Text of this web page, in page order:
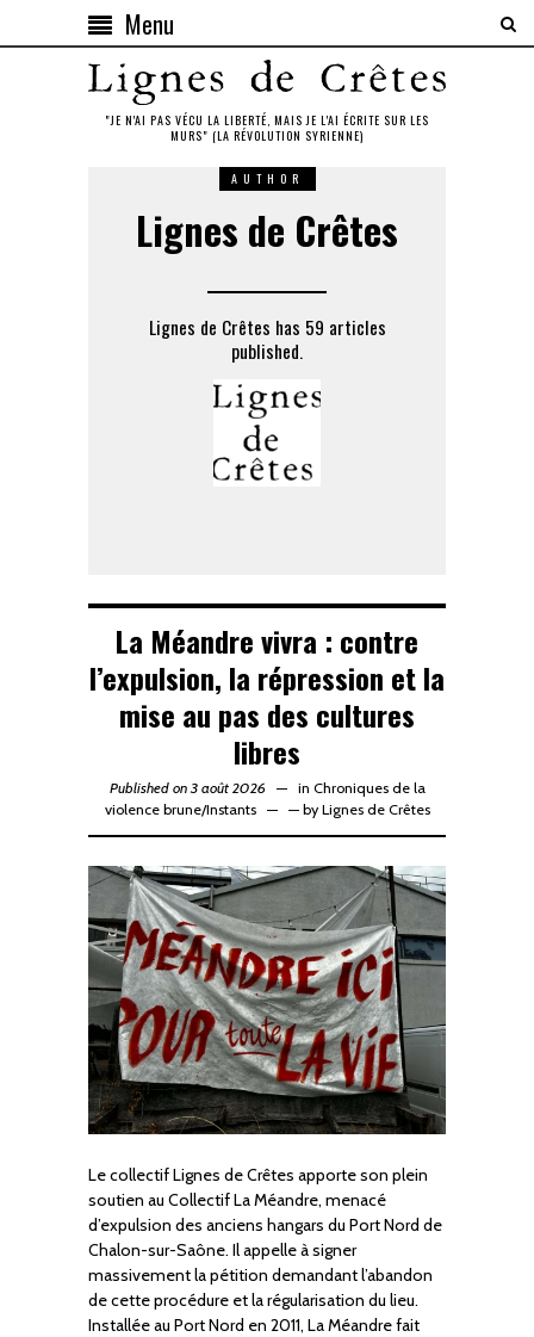
Menu
"JE N'AI PAS VÉCU LA LIBERTÉ, MAIS JE L'AI ÉCRITE SUR LES
MURS" (LA RÉVOLUTION SYRIENNE)
AUTHOR
Lignes de Crêtes
Lignes de Crêtes has 59 articles
published.
La Méandre vivra : contre
l’expulsion, la répression et la
mise au pas des cultures
libres
Published on 3 août 2026 in Chroniques de la
violence brune/Instants —by Lignes de Crêtes
Le collectif Lignes de Crêtes apporte son plein
soutien au Collectif La Méandre, menacé
d’expulsion des anciens hangars du Port Nord de
Chalon-sur-Saône. Il appelle à signer
massivement la pétition demandant l’abandon
de cette procédure et la régularisation du lieu.
Installée au Port Nord en 2011, La Méandre fait